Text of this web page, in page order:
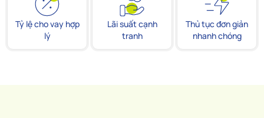
Tỷ lệ cho vay hợp
lý
Lãi suất cạnh
tranh
Thủ tục đơn giản
nhanh chóng